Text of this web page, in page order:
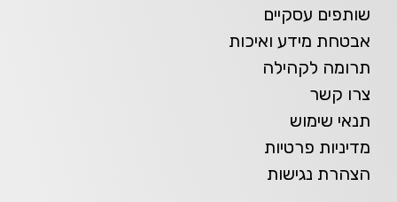
שותפים עסקיים
אבטחת מידע ואיכות
תרומה לקהילה
צרו קשר
תנאי שימוש
מדיניות פרטיות
הצהרת נגישות